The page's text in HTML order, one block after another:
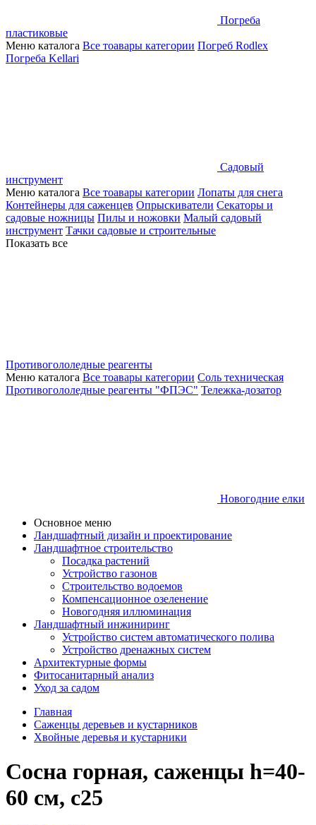
Погреба
пластиковые
Меню каталога Все тоавары категории Погреб Rodlex
Погреба Kellari
Садовый
инструмент
Меню каталога Все тоавары категории Лопаты для снега
Контейнеры для саженцев Опрыскиватели Секаторы и
садовые ножницы Пилы и ножовки Малый садовый
инструмент Тачки садовые и строительные
Показать все
Противогололедные реагенты
Меню каталога Все тоавары категории Соль техническая
Противогололедные реагенты "ФПЭС" Тележка-дозатор
Новогодние елки
Основное меню
Ландшафтный дизайн и проектирование
Ландшафтное строительство
Посадка растений
Устройство газонов
Строительство водоемов
Компенсационное озеленение
Новогодняя иллюминация
Ландшафтный инжиниринг
Устройство систем автоматического полива
Устройство дренажных систем
Aрхитектурные формы
Фитосанитарный анализ
Уход за садом
Главная
Саженцы деревьев и кустарников
Хвойные деревья и кустарники
Сосна горная, саженцы h=40-
60 см, с25